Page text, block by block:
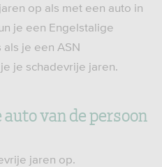
op als met een auto in
je een Engelstalige
je een ASN
je schadevrije jaren.
van de persoon
jaren op.